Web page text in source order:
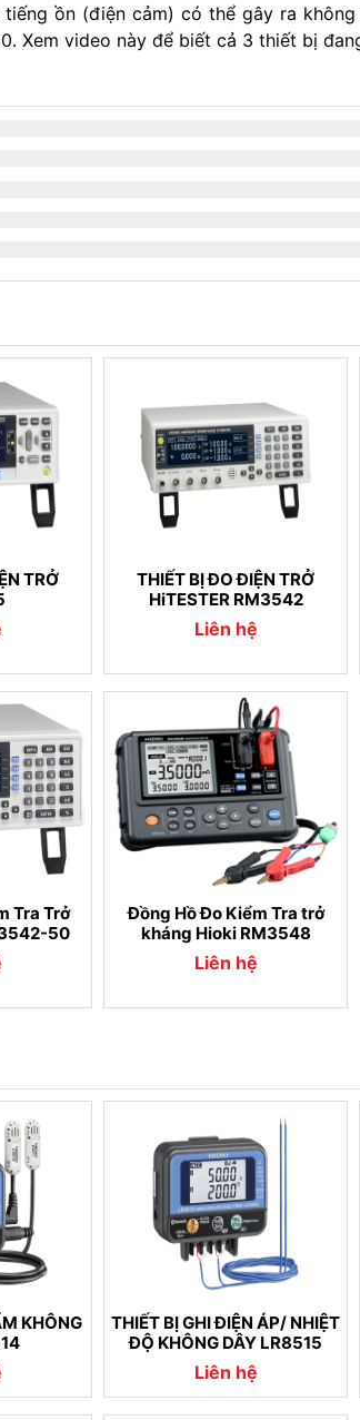
ồn (điện cảm) có thể gây ra
Xem video này để biết cả 3 thiết bị
TRỞ
THIẾT BỊ ĐO ĐIỆN TRỞ
HiTESTER RM3542
Liên hệ
Tra Trở
50
Đồng Hồ Đo Kiểm Tra trở
kháng Hioki RM3548
Liên hệ
KHÔNG
THIẾT BỊ GHI ĐIỆN ÁP/ NHIỆT
ĐỘ KHÔNG DÂY LR8515
Liên hệ